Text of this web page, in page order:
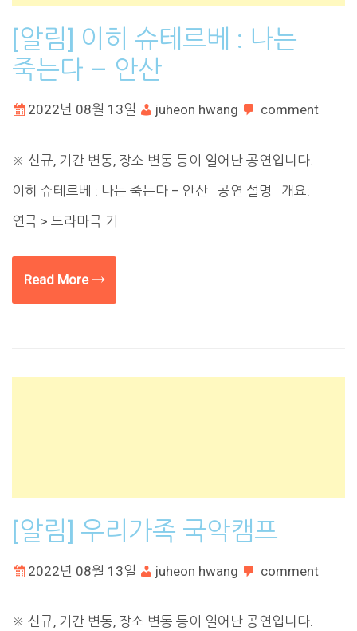
[알림] 이히 슈테르베 : 나는
죽는다 – 안산
2022년 08월 13일 juheon hwang comment
※ 신규, 기간 변동, 장소 변동 등이 일어난 공연입니다.
이히 슈테르베 : 나는 죽는다 – 안산 공연 설명 개요:
연극 > 드라마극 기
Read More →
[알림] 우리가족 국악캠프
2022년 08월 13일 juheon hwang comment
※ 신규, 기간 변동, 장소 변동 등이 일어난 공연입니다.